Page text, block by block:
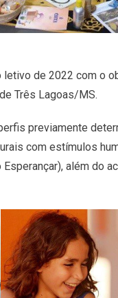
letivo de 2022 com o
Três Lagoas/MS.
previamente
com estímulos
além do